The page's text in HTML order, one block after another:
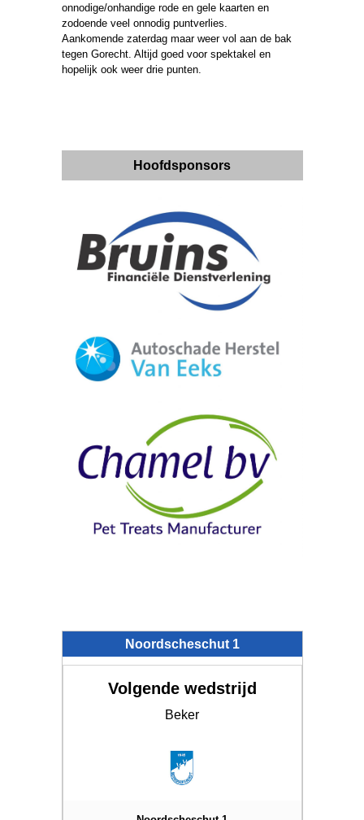
onnodige/onhandige rode en gele kaarten en
zodoende veel onnodig puntverlies.
Aankomende zaterdag maar weer vol aan de bak
tegen Gorecht. Altijd goed voor spektakel en
hopelijk ook weer drie punten.
Hoofdsponsors
Noordscheschut 1
Volgende wedstrijd
Beker